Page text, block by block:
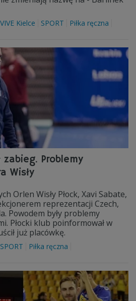
VIVE Kielce SPORT
Piłka ręczna
Problemy
Wisły
Orlen Wisły Płock, Xavi Sabate,
reprezentacji Czech,
Powodem były problemy
Płocki klub poinformował w
już placówkę.
SPORT
Piłka ręczna